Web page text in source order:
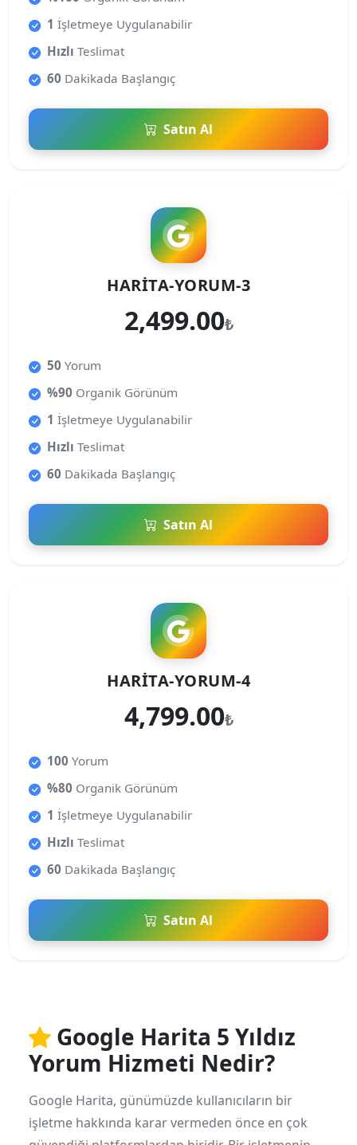
1 İşletmeye Uygulanabilir
Hızlı Teslimat
60 Dakikada Başlangıç
Satın Al
HARITA-YORUM-3
2,499.00₺
50 Yorum
%90 Organik Görünüm
1 İşletmeye Uygulanabilir
Hızlı Teslimat
60 Dakikada Başlangıç
Satın Al
HARITA-YORUM-4
4,799.00₺
100 Yorum
%80 Organik Görünüm
1 İşletmeye Uygulanabilir
Hızlı Teslimat
60 Dakikada Başlangıç
Satın Al
Google Harita 5 Yıldız
Yorum Hizmeti Nedir?
Google Harita, günümüzde kullanıcıların bir
işletme hakkında karar vermeden önce en çok